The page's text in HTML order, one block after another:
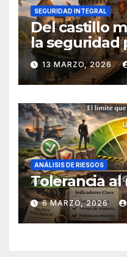
SEGURIDAD INTEGRAL
Del castillo
la seguridad
13 MARZO, 2026
ANÁLISIS DE RIESGOS
Tolerancia al
6 MARZO, 2026